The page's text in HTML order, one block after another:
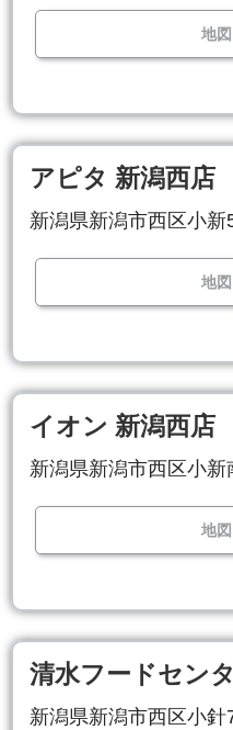
地
アピタ 新潟西店
新潟県新潟市西区小
地
イオン 新潟西店
新潟県新潟市西区小新
地
清水フードセン
新潟県新潟市西区小針